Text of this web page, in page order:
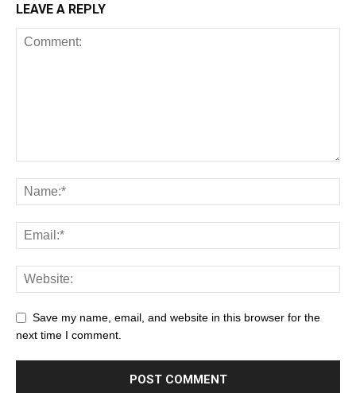
LEAVE A REPLY
Save my name, email, and website in this browser for the
next time I comment.